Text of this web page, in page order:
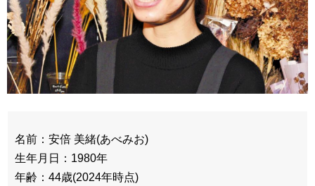
名前：安倍 美緒(あべみお)
生年月日：1980年
年齢：44歳(2024年時点)